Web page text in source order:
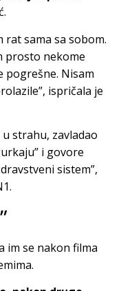
rat sama sa sobom.
prosto nekome
pogrešne. Nisam
ispričala je
strahu, zavladao
i govore
sistem”,
im se nakon filma